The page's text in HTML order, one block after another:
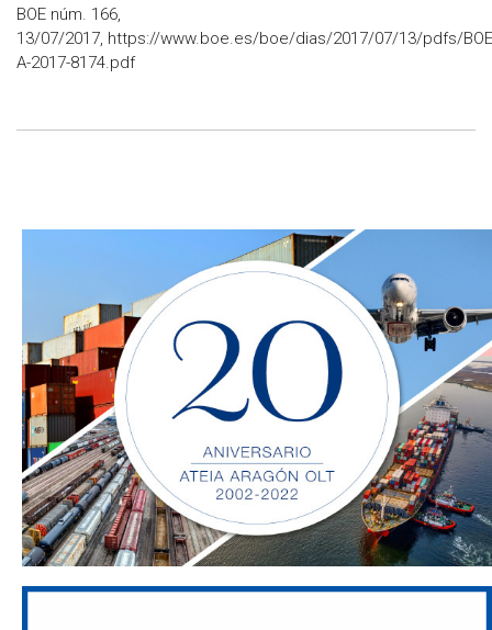
BOE núm. 166,
13/07/2017, https://www.boe.es/boe/dias/2017/07/13/pdfs/
A-2017-8174.pdf